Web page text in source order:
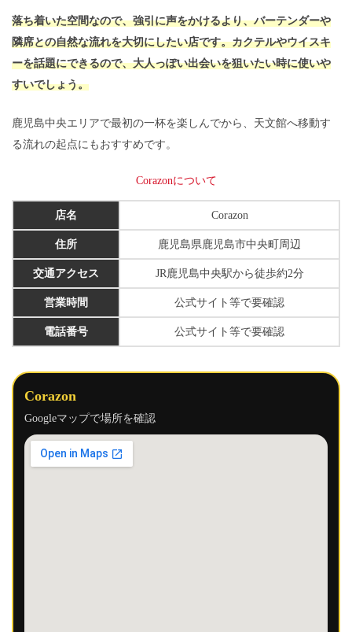
落ち着いた空間なので、強引に声をかけるより、バーテンダーや
隣席との自然な流れを大切にしたい店です。カクテルやウイスキ
ーを話題にできるので、大人っぽい出会いを狙いたい時に使いや
すいでしょう。
鹿児島中央エリアで最初の一杯を楽しんでから、天文館へ移動す
る流れの起点にもおすすめです。
Corazonについて
店名 Corazon
住所 鹿児島県鹿児島市中央町周辺
交通アクセス JR鹿児島中央駅から徒歩約2分
営業時間 公式サイト等で要確認
電話番号 公式サイト等で要確認
Corazon
Googleマップで場所を確認